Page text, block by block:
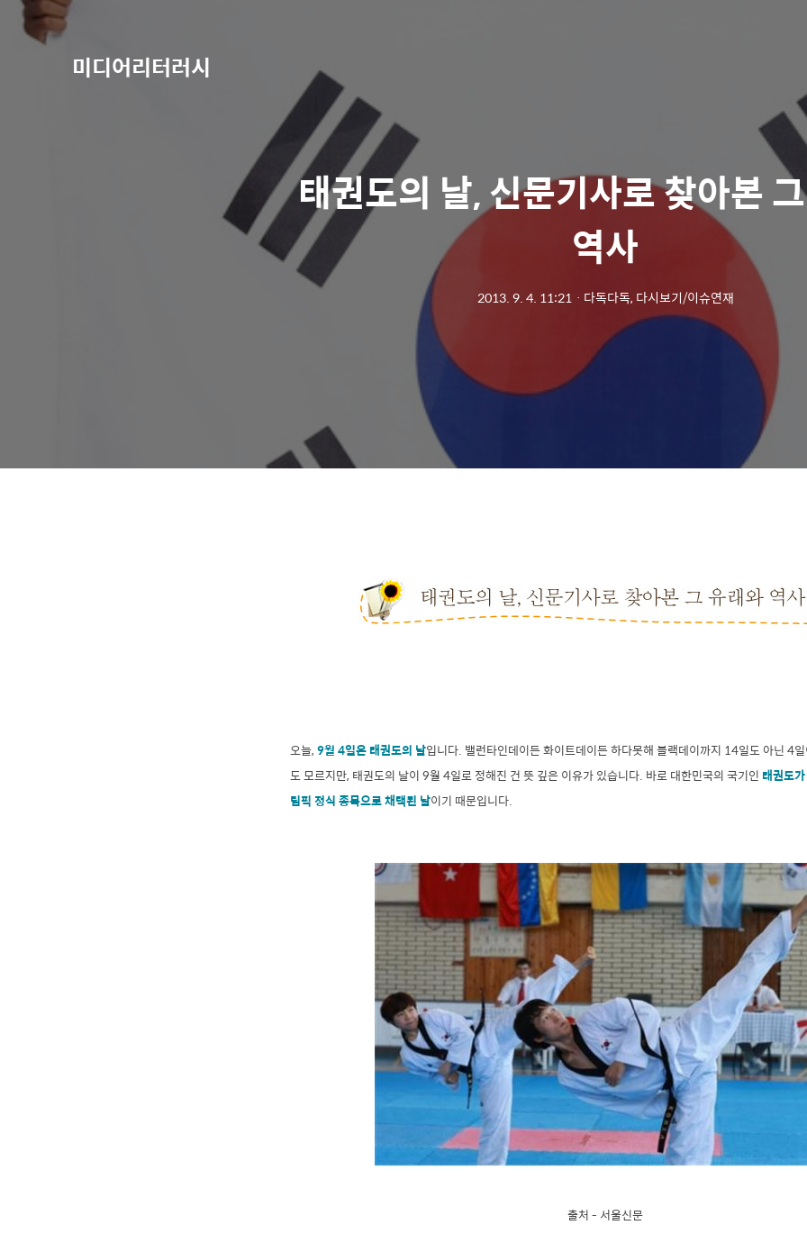
미디어리터러시
태권도의 날, 신문기사로 찾아본
역사
2013. 9. 4. 11:21ㆍ 다독다독, 다시보기/이슈연재
오늘,9월 4일은 태권도의 날입니다. 밸런타인데이든 화이트데이든 하다못해 블랙데이까지 14일도 아닌 4
도 모르지만, 태권도의 날이 9월 4일로 정해진 건 뜻 깊은 이유가 있습니다. 바로 대한민국의 국기인 태권도
림픽 정식 종목으로 채택된 날이기 때문입니다.
출처 - 서울신문